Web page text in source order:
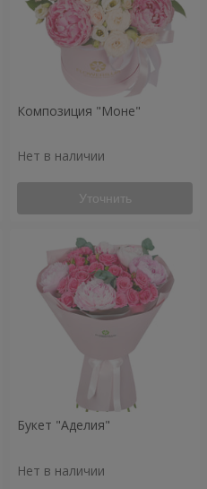
Композиция "Моне"
Нет в наличии
Уточнить
Букет "Аделия"
Нет в наличии